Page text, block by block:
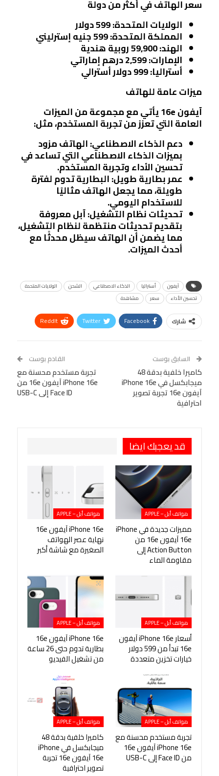
سعر الهاتف في أكثر من دولة
الولايات المتحدة: 599 دولار
المملكة المتحدة: 599 جنيه إسترليني
الهند: 59,900 روبية هندية
الإمارات: 2,599 درهم إماراتي
أستراليا: 999 دولار أسترالي
ميزات عامة للهاتف
آيفون 16e يأتي مع مجموعة من الميزات
العامة التي تعزز من تجربة المستخدم، مثل:
دعم الذكاء الاصطناعي: الهاتف مزود
بميزات الذكاء الاصطناعي التي تساعد في
تحسين الأداء وتجربة المستخدم.
عمر بطارية طويل: البطارية تدوم لفترة
طويلة، مما يجعل الهاتف مثاليًا
للاستخدام اليومي.
تحديثات نظام التشغيل: آبل معروفة
بتقديم تحديثات منتظمة لنظام التشغيل،
مما يضمن أن الهاتف سيظل محدثًا مع
أحدث الميزات.
آيفون أستراليا الذكاء الاصطناعي الشحن
الولايات المتحدة
تحسين الأداء
سعر مشاهدة
شارك Facebook
Twitter
ReddIt
Tumblr
البريد الإلكتروني
StumbleUpon
VK
Digg
LINE
BlackBerry
Viber
طباعة
السابق بوست
كاميرا خلفية بدقة 48
ميجابكسل في iPhone 16e
آيفون 16e تجربة تصوير
احترافية
القادم بوست
تجربة مستخدم محسنة مع
iPhone 16e آيفون 16e من
Face ID إلى USB-C
قد يعجبك ايضا
هواتف أبل – APPLE
مميزات جديدة في iPhone
16e آيفون 16e من
Action Button إلى
مقاومة الماء
هواتف أبل – APPLE
iPhone 16e آيفون 16e
نهاية عصر الهواتف
الصغيرة مع شاشة أكبر
هواتف أبل – APPLE
أسعار iPhone 16e آيفون
16e تبدأ من 599 دولار
خيارات تخزين متعددة
هواتف أبل – APPLE
iPhone 16e آيفون 16e
بطارية تدوم حتى 26 ساعة
من تشغيل الفيديو
هواتف أبل – APPLE
تجربة مستخدم محسنة مع
iPhone 16e آيفون 16e
من Face ID إلى USB-C
هواتف أبل – APPLE
كاميرا خلفية بدقة 48
ميجابكسل في iPhone
16e آيفون 16e تجربة
تصوير احترافية